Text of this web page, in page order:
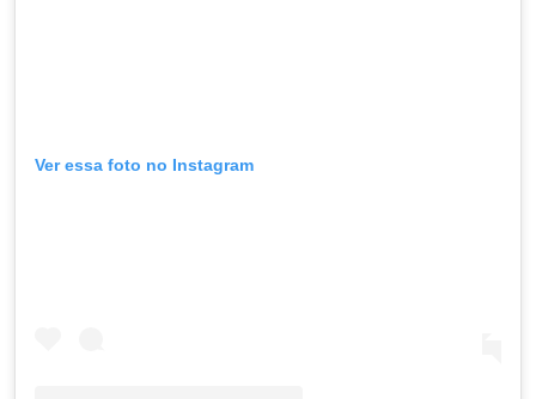
Ver essa foto no Instagram